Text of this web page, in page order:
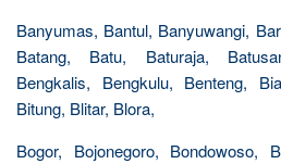
Banyumas, Bantul, Banyuwangi,
Batang, Batu, Baturaja,
Bengkalis, Bengkulu, Benteng,
Bitung, Blitar, Blora,
Bogor, Bojonegoro, Bondowoso,